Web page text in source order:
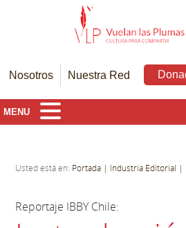
Nosotros Nuestra Red
MENU
Usted está en: Portada | Industria Editorial |
Reportaje IBBY Chile: